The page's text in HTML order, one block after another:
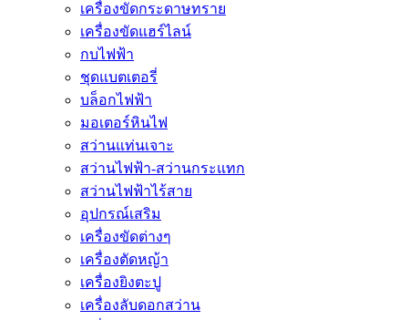
เครื่องขัดกระดาษทราย
เครื่องขัดแฮร์ไลน์
กบไฟฟ้า
ชุดแบตเตอรี่
บล็อกไฟฟ้า
มอเตอร์หินไฟ
สว่านแท่นเจาะ
สว่านไฟฟ้า-สว่านกระแทก
สว่านไฟฟ้าไร้สาย
อุปกรณ์เสริม
เครื่องขัดต่างๆ
เครื่องตัดหญ้า
เครื่องยิงตะปู
เครื่องลับดอกสว่าน